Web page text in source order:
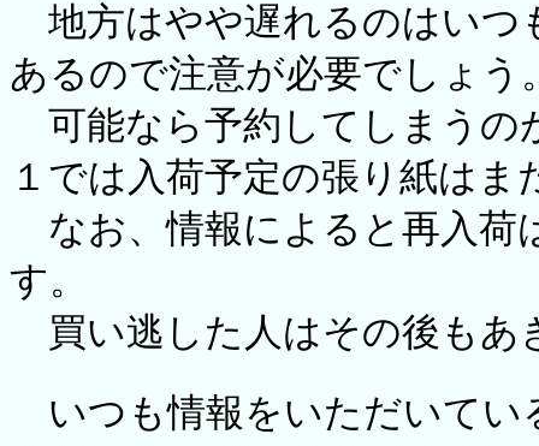
地方はやや遅れるのはいつ
あるので注意が必要でしょう
可能なら予約してしまうの
１では入荷予定の張り紙はま
なお、情報によると再入荷
す。
買い逃した人はその後もあ
いつも情報をいただいてい